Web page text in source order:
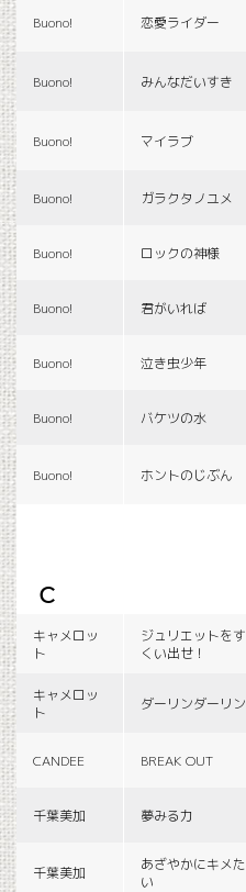
Buono! 恋愛ライダー
Buono! みんなだいすき
Buono! マイラブ
Buono! ガラクタノユメ
Buono! ロックの神様
Buono! 君がいれば
Buono! 泣き虫少年
Buono! バケツの水
Buono! ホントのじぶん
c
キャメロッ
ト
ジュリエットをす
くい出せ！
キャメロッ
ト
ダーリンダーリン
CANDEE BREAK OUT
千葉美加 夢みる力
千葉美加
あざやかにキメた
い